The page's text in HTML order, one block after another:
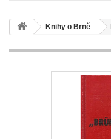
Knihy o Brně